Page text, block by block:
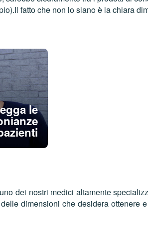
fatto che non lo siano è la chiara
le
dei nostri medici altamente
dimensioni che desidera ottenere